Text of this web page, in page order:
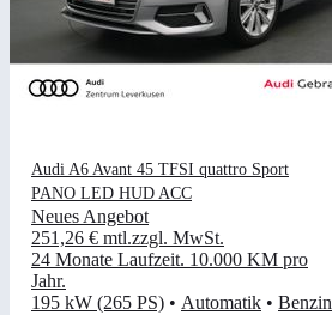
Audi A6 Avant 45 TFSI quattro Sport
PANO LED HUD ACC
Neues Angebot
251,26 € mtl.zzgl. MwSt.
24 Monate Laufzeit. 10.000 KM pro
Jahr.
195 kW (265 PS) • Automatik • Benzin